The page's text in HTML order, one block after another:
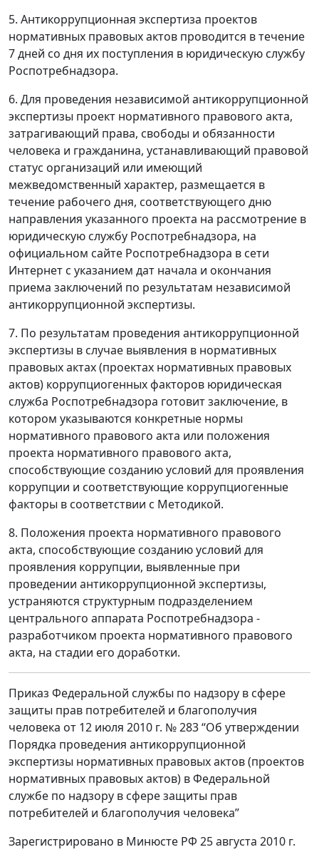
5. Антикоррупционная экспертиза проектов
нормативных правовых актов проводится в течение
7 дней со дня их поступления в юридическую службу
Роспотребнадзора.
6. Для проведения независимой антикоррупционной
экспертизы проект нормативного правового акта,
затрагивающий права, свободы и обязанности
человека и гражданина, устанавливающий правовой
статус организаций или имеющий
межведомственный характер, размещается в
течение рабочего дня, соответствующего дню
направления указанного проекта на рассмотрение в
юридическую службу Роспотребнадзора, на
официальном сайте Роспотребнадзора в сети
Интернет с указанием дат начала и окончания
приема заключений по результатам независимой
антикоррупционной экспертизы.
7. По результатам проведения антикоррупционной
экспертизы в случае выявления в нормативных
правовых актах (проектах нормативных правовых
актов) коррупциогенных факторов юридическая
служба Роспотребнадзора готовит заключение, в
котором указываются конкретные нормы
нормативного правового акта или положения
проекта нормативного правового акта,
способствующие созданию условий для проявления
коррупции и соответствующие коррупциогенные
факторы в соответствии с Методикой.
8. Положения проекта нормативного правового
акта, способствующие созданию условий для
проявления коррупции, выявленные при
проведении антикоррупционной экспертизы,
устраняются структурным подразделением
центрального аппарата Роспотребнадзора -
разработчиком проекта нормативного правового
акта, на стадии его доработки.
Приказ Федеральной службы по надзору в сфере
защиты прав потребителей и благополучия
человека от 12 июля 2010 г. № 283 “Об утверждении
Порядка проведения антикоррупционной
экспертизы нормативных правовых актов (проектов
нормативных правовых актов) в Федеральной
службе по надзору в сфере защиты прав
потребителей и благополучия человека”
Зарегистрировано в Минюсте РФ 25 августа 2010 г.